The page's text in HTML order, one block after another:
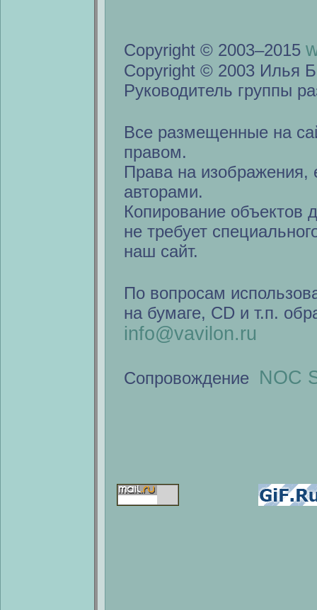
Copyright © 2003–2015
Copyright © 2003 Илья
Руководитель группы
Все размещенные на
правом.
Права на изображения,
авторами.
Копирование объектов
не требует
наш сайт.
По вопросам
на бумаге, CD и т.п.
info@vavilon.ru
Сопровождение NOC